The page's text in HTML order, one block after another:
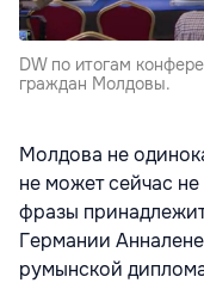
DW по итогам
граждан Молдовы.
Молдова не
не может сейчас
фразы
Германии
румынской